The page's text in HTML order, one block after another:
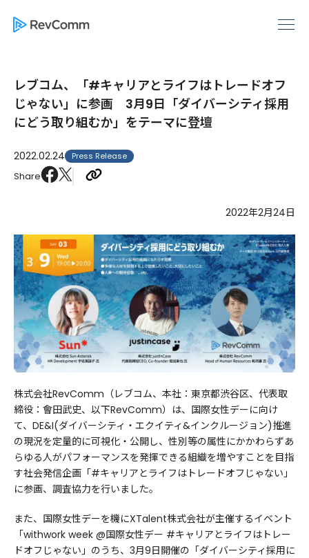
レブコム、「#キャリアとライフはトレードオフ
じゃない」に参画 3月9日「ダイバーシティ採用
にどう取り組むか」をテーマに登壇
2022.02.24 Press Release
Share
2022年2月24日
株式会社RevComm（レブコム、本社：東京都渋谷区、代表取
締役：會田武史、以下RevComm）は、国際女性デーに向け
て、DE&I(ダイバーシティ・エクイティ&インクルージョン)推進
の現況を定量的に可視化・公開し、性別等の属性にかかわらずあ
らゆる人がパフォーマンスを発揮できる組織を増やすことを目指
す社会発信企画「#キャリアとライフはトレードオフじゃない」
に参画、調査協力を行いました。
また、国際女性デーを機にXTalent株式会社が主催するイベント
「withwork week @国際女性デー #キャリアとライフはトレー
ドオフじゃない」のうち、3月9日開催の「ダイバーシティ採用に